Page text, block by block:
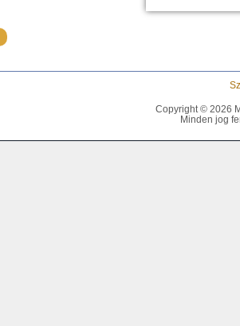
Copyright © 2026
Minden jog